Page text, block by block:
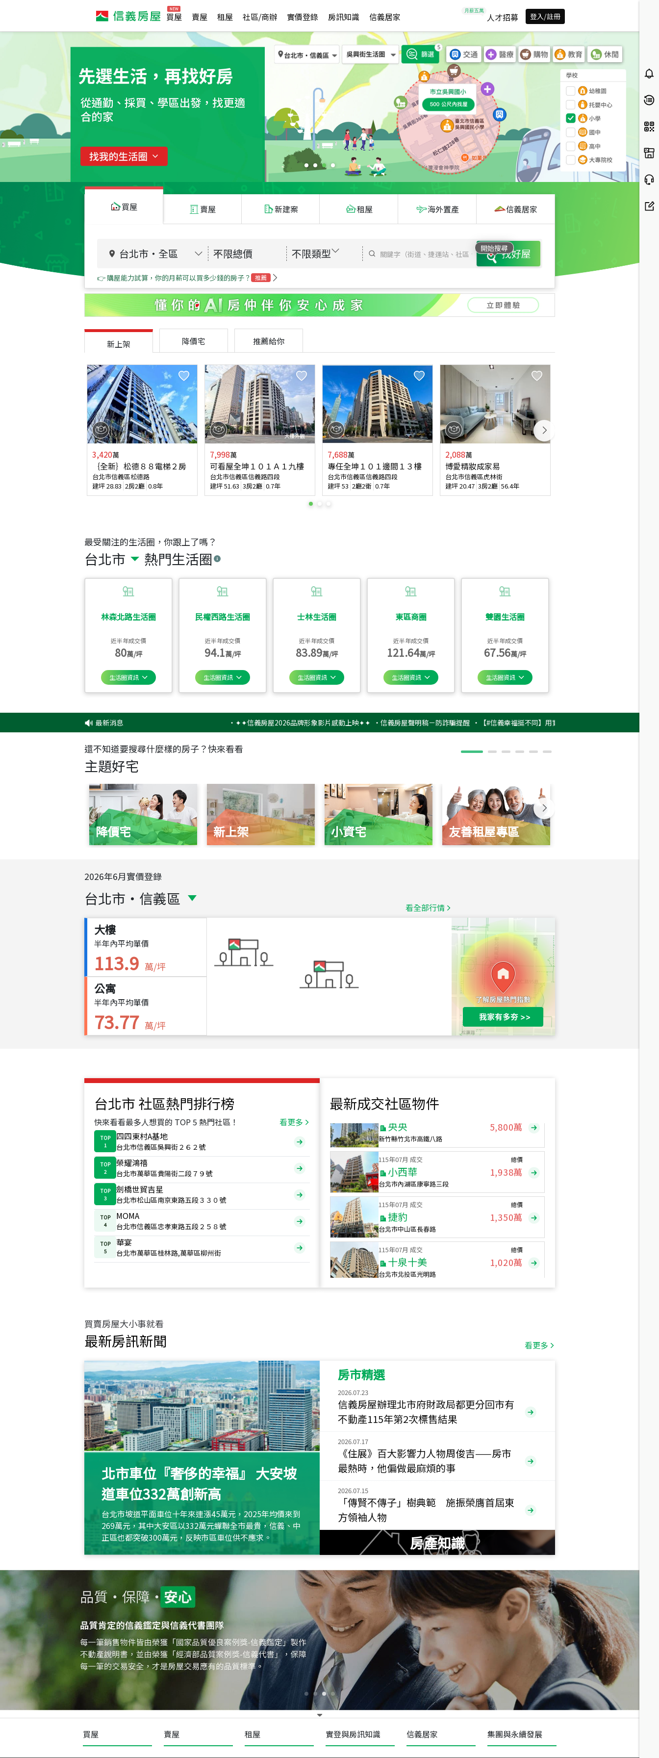
買屋 賣屋 租屋 社區/商辦 實價登錄 房訊知識 信義居家 人才招募 登入/註冊
買屋 賣屋 新建案 租屋 海外置產 信義居家
台北市 ・ 全區 不限總價 不限類型 開始搜尋找好屋
👉 購屋能力試算，你的月薪可以買多少錢的房子？ 推薦
最受關注的生活圈，你跟上了嗎？
台北市 熱門生活圈
林森北路生活圈
近半年成交價
80萬/坪
生活圈資訊
民權西路生活圈
近半年成交價
94.1萬/坪
生活圈資訊
士林生活圈
近半年成交價
83.89萬/坪
生活圈資訊
東區商圈
近半年成交價
121.64萬/坪
生活圈資訊
雙園生活圈
近半年成交價
67.56萬/坪
生活圈資訊
新上架 降價宅 推薦給你
3,420萬
｛全新｝松德８８電梯２房
台北市信義區松德路
建坪28.83 2房2廳 0.8年
7,998萬
可看屋全坤１０１Ａ１九樓
台北市信義區信義路四段
建坪51.63 3房2廳 0.7年
7,688萬
專任全坤１０１邊間１３樓
台北市信義區信義路四段
建坪53 2廳2衛 0.7年
2,088萬
博愛精妝成家易
台北市信義區虎林街
建坪20.47 3房2廳 56.4年
最新消息 ✦✦信義房屋2026品牌形象影片感動上映✦✦ ‧信義房屋聲明稿－防詐騙提醒 ‧【#信義幸福挺不同】用實力，讓升職免抽號碼牌！最新雇主品牌
還不知道要搜尋什麼樣的房子？快來看看
主題好宅
降價宅 新上架 小資宅 友善租屋專區
2026年6月實價登錄
台北市 ・ 信義區 看全部行情
大樓
半年內平均單價
113.9 萬/坪
公寓
半年內平均單價
73.77 萬/坪
台北市 社區熱門排行榜
快來看看最多人想買的 TOP 5 熱門社區！ 看更多
TOP
1
四四東村A基地
台北市信義區吳興街２６２號
TOP
2
榮耀鴻禧
台北市萬華區貴陽街二段７９號
TOP
3
劍橋世貿吉星
台北市松山區南京東路五段３３０號
TOP
4
MOMA
台北市信義區忠孝東路五段２５８號
TOP
5
華宴
台北市萬華區桂林路,萬華區柳州街
最新成交社區物件
總價
1,020萬
總價
490萬
新竹市新竹市慈祥路
總價
1,808萬
115年07月 成交
央央
新竹縣竹北市高鐵八路
115年07月 成交
小西華
台北市內湖區康寧路三段
總價
1,938萬
115年07月 成交
捷豹
台北市中山區長春路
總價
1,350萬
115年07月 成交
十泉十美
台北市北投區光明路
總價
1,020萬
115
新北市永和區環河西路二段
115年07月 成交
央央 5,800萬
115年07月 成交
小西華
115 年 07 月 成交
台北市中山區長春路
總價
115年07月 成交
十泉十美
台北市北投區光明路
總價
1,020 萬
年 07 月 成交
四維天廈
新竹市新竹市四維路
總價
490萬
115 月 成交
菁英典藏
新竹市新竹市慈祥路
1,808萬
買賣房屋大小事就看
最新房訊新聞 看更多
北市車位『奢侈的幸福』 大安坡
道車位332萬創新高
台北市坡道平面車位十年來連漲45萬元，2025年均價來到
269萬元，其中大安區以332萬元蟬聯全市最貴，信義、中
正區也都突破300萬元，反映市區車位供不應求。
房市精選
2026.07.23
信義房屋辦理北市府財政局都更分回市有
不動產115年第2次標售結果
2026.07.17
《住展》百大影響力人物周俊吉——房市
最熱時，他偏做最麻煩的事
2026.07.15
「傳賢不傳子」樹典範 施振榮膺首屆東
方領袖人物
房產知識
買屋 賣屋 租屋 實登與房訊知識 信義居家 集團與永續發展